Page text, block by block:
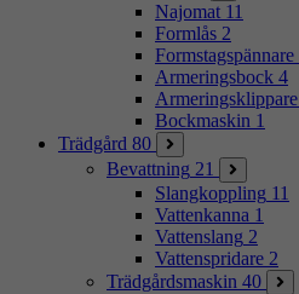
Najomat 11
Formlås 2
Formstagspännare
Armeringsbock 4
Armeringsklippare
Bockmaskin 1
Trädgård 80
Bevattning 21
Slangkoppling 11
Vattenkanna 1
Vattenslang 2
Vattenspridare 2
Trädgårdsmaskin 40